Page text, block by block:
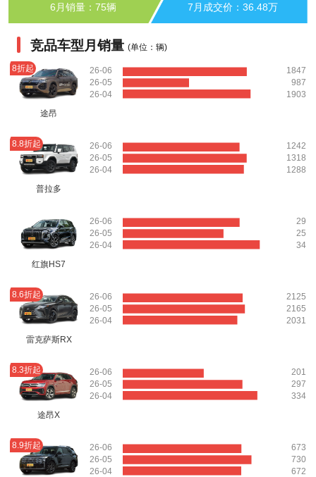
6月销量：75辆 7月成交价：36.48万
竞品车型月销量 (单位：辆)
8折起
途昂
26-06
26-05
26-04
1847
987
1903
8.8折起
普拉多
26-06
26-05
26-04
1242
1318
1288
红旗HS7
26-06
26-05
26-04
29
25
34
8.6折起
雷克萨斯RX
26-06
26-05
26-04
2125
2165
2031
8.3折起
途昂X
26-06
26-05
26-04
201
297
334
8.9折起
26-06
26-05
26-04
673
730
672